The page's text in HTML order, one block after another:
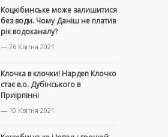
Коцюбинське може залишитися
без води. Чому Даніш не платив
рік водоканалу?
— 26 Квітня 2021
Клочка в клочки! Нардеп Клочко
стає в.о. Дубінського в
Приірпінні
— 10 Квітня 2021